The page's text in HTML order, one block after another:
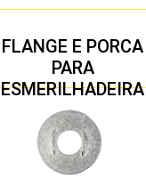
FLANGE E PORCA
PARA
ESMERILHADEIRA
4.1/2″ 22,23 MM